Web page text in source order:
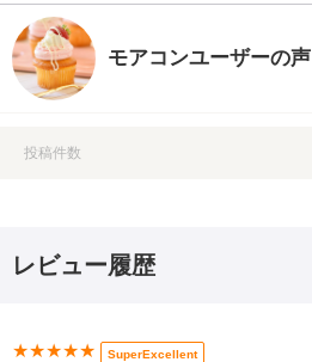
モアコンユーザーの声
投稿件数
レビュー履歴
★★★★★ SuperExcellent